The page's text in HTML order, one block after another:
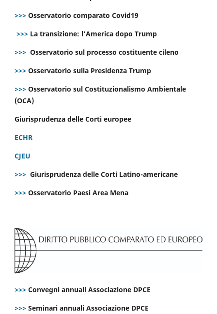
>>> Osservatorio comparato Covid19
>>> La transizione: l’America dopo Trump
>>> Osservatorio sul processo costituente cileno
>>> Osservatorio sulla Presidenza Trump
>>> Osservatorio sul Costituzionalismo Ambientale
(OCA)
Giurisprudenza delle Corti europee
ECHR
CJEU
>>> Giurisprudenza delle Corti Latino-americane
>>> Osservatorio Paesi Area Mena
>>> Convegni annuali Associazione DPCE
>>> Seminari annuali Associazione DPCE